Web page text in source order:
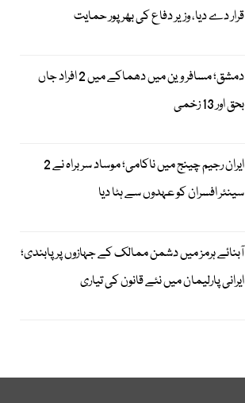
قرار دے دیا، وزیر دفاع کی بھرپور حمایت
دمشق؛ مسافر وین میں دھماکے میں 2 افراد جاں
بحق اور 13 زخمی
ایران رجیم چینج میں ناکامی؛ موساد سربراہ نے 2
سینئر افسران کو عہدوں سے ہٹا دیا
آبنائے ہرمز میں دشمن ممالک کے جہازوں پر پابندی؛
ایرانی پارلیمان میں نئے قانون کی تیاری